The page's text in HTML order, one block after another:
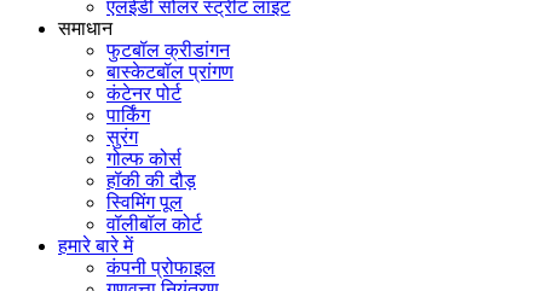
एलईडी सोलर स्ट्रीट लाइट
समाधान
फुटबॉल क्रीडांगन
बास्केटबॉल प्रांगण
कंटेनर पोर्ट
पार्किंग
सुरंग
गोल्फ कोर्स
हॉकी की दौड़
स्विमिंग पूल
वॉलीबॉल कोर्ट
हमारे बारे में
कंपनी प्रोफाइल